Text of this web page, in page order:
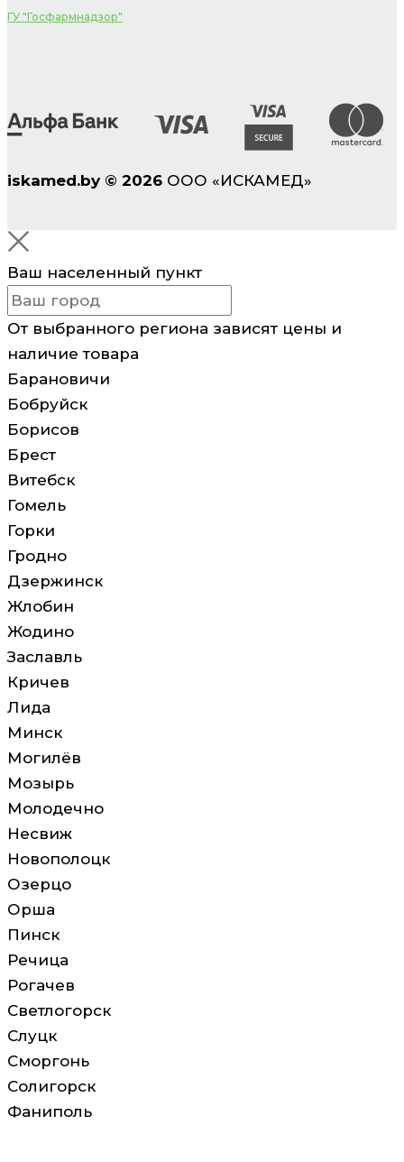
ГУ "Госфармнадзор"
iskamed.by © 2026 ООО «ИСКАМЕД»
Ваш населенный пункт
От выбранного региона зависят цены и
наличие товара
Барановичи
Бобруйск
Борисов
Брест
Витебск
Гомель
Горки
Гродно
Дзержинск
Жлобин
Жодино
Заславль
Кричев
Лида
Минск
Могилёв
Мозырь
Молодечно
Несвиж
Новополоцк
Озерцо
Орша
Пинск
Речица
Рогачев
Светлогорск
Слуцк
Сморгонь
Солигорск
Фаниполь